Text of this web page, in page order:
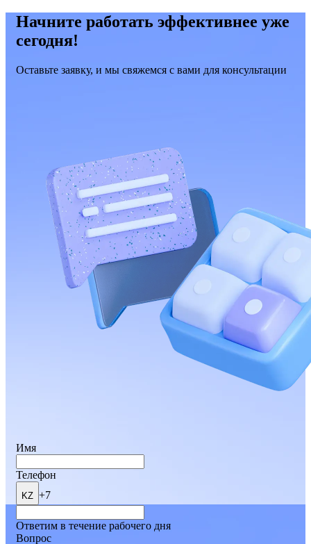
Начните работать эффективнее уже
сегодня!
Оставьте заявку, и мы свяжемся с вами для консультации
Имя
Телефон
KZ +7
Ответим в течение рабочего дня
Вопрос